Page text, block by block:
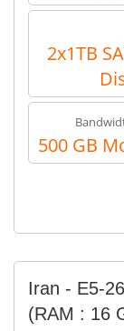
2x1TB
500 GB
Iran - E5-
(RAM : 16